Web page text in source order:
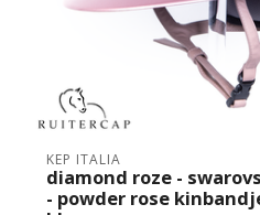
KEP ITALIA
diamond roze -
- powder rose